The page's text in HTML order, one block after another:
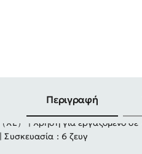
Περιγραφή
XL） | Χρήση για εργαζόμενο σε
Συσκευασία : 6 ζευγ